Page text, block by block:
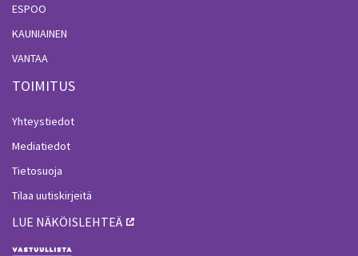
ESPOO
KAUNIAINEN
VANTAA
TOIMITUS
Yhteystiedot
Mediatiedot
Tietosuoja
Tilaa uutiskirjeitä
LUE NÄKÖISLEHTEÄ